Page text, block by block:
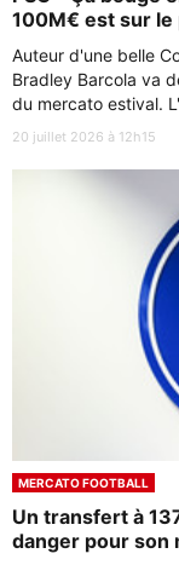
100M€ est sur le
Auteur d'une belle
Bradley Barcola va
du mercato estival.
20 juillet 2026 à 12h15
MERCATO FOOTBALL
Un transfert à
danger pour son